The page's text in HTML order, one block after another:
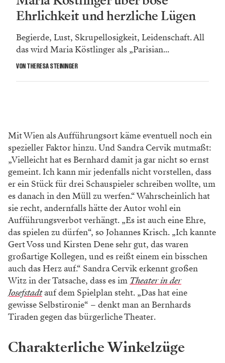
Ehrlichkeit und herzliche Lügen
Begierde, Lust, Skrupellosigkeit, Leidenschaft. All
das wird Maria Köstlinger als „Parisian...
VON THERESA STEININGER
Mit Wien als Aufführungsort käme eventuell noch ein
spezieller Faktor hinzu. Und Sandra Cervik mutmaßt:
„Vielleicht hat es Bernhard damit ja gar nicht so ernst
gemeint. Ich kann mir jedenfalls nicht vorstellen, dass
er ein Stück für drei Schauspieler schreiben wollte, um
es danach in den Müll zu werfen.“ Wahrscheinlich hat
sie recht, andernfalls hätte der Autor wohl ein
Aufführungsverbot verhängt. „Es ist auch eine Ehre,
das spielen zu dürfen“, so Johannes Krisch. „Ich kannte
Gert Voss und Kirsten Dene sehr gut, das waren
großartige Kollegen, und es reißt einem ein bisschen
auch das Herz auf.“ Sandra Cervik erkennt großen
Witz in der Tatsache, dass es im Theater in der
Josefstadtauf dem Spielplan steht. „Das hat eine
gewisse Selbstironie“ – denkt man an Bernhards
Tiraden gegen das bürgerliche Theater.
Charakterliche Winkelzüge